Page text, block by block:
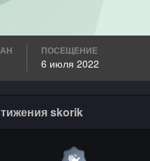
ПОСЕЩЕНИЕ
6 июля 2022
skorik